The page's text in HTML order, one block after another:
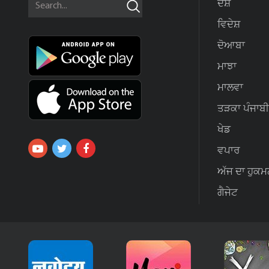
ਦੇਸ਼
ਵਿਦੇਸ਼
ਦੋਆਬਾ
ਮਾਝਾ
ਮਾਲਵਾ
ਤੜਕਾ ਪੰਜਾਬੀ
ਖੇਡ
ਵਪਾਰ
ਅੱਜ ਦਾ
ਗੈਜੇਟ